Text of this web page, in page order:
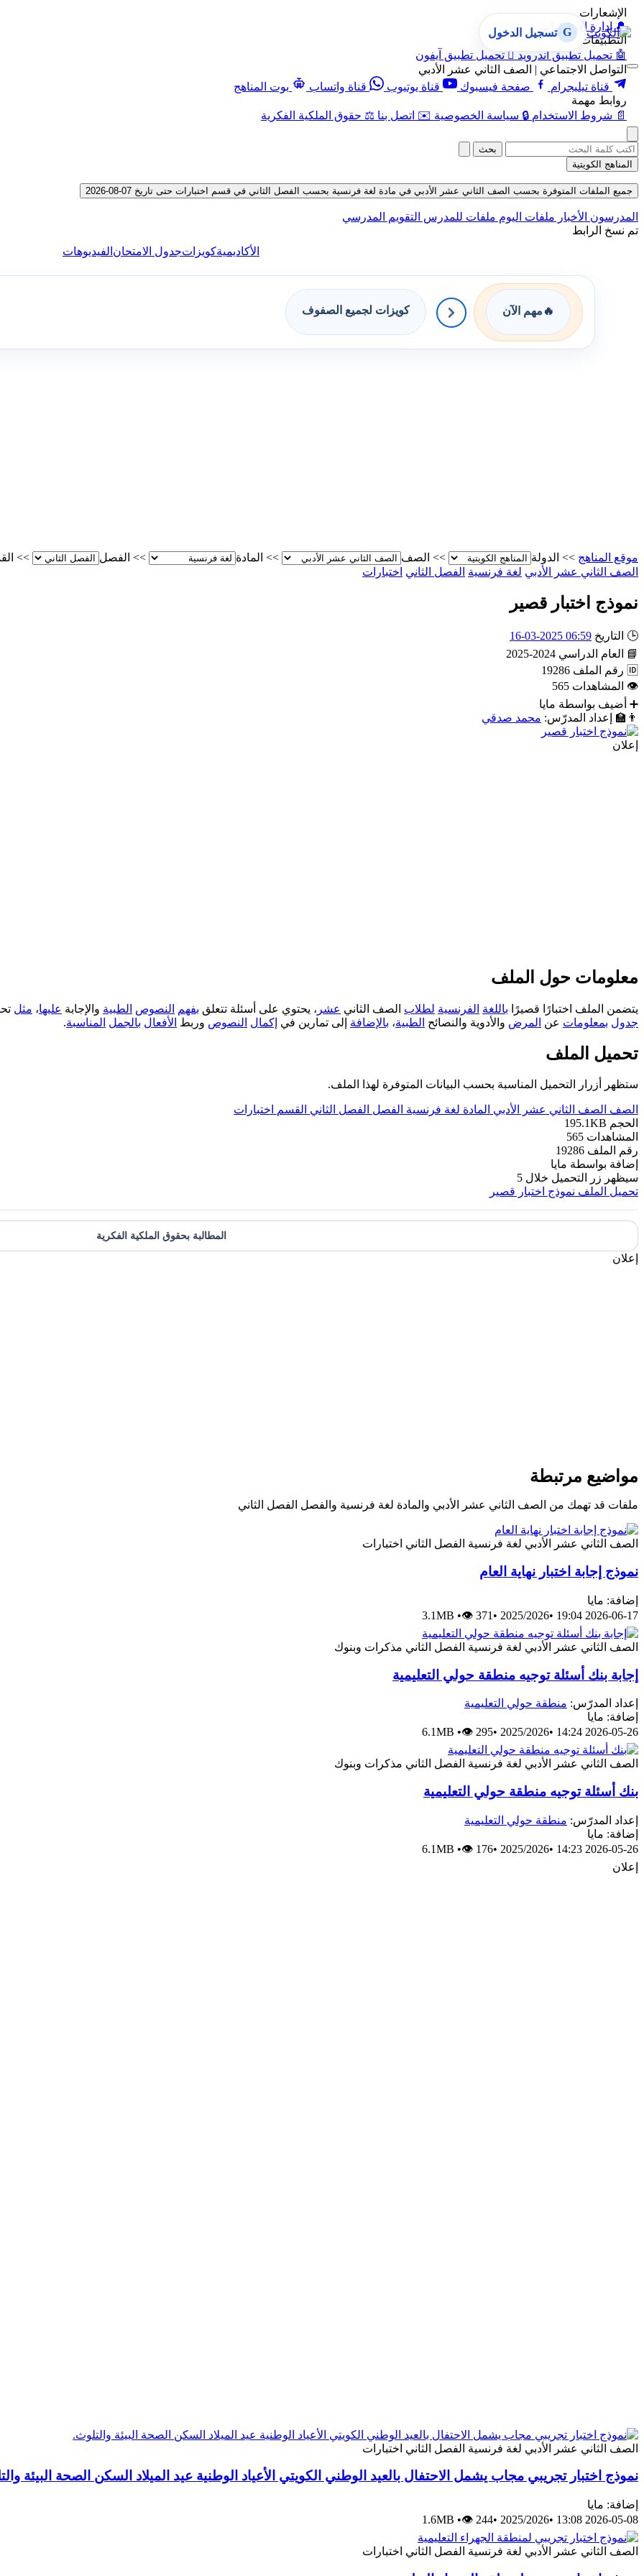
الإشعارات
🔔 إدارة الإشعارات
التطبيقات
🤖 تحميل تطبيق أندرويد  تحميل تطبيق آيفون
التواصل الاجتماعي | الصف الثاني عشر الأدبي
قناة تيليجرام
صفحة فيسبوك قناة يوتيوب قناة واتساب
بوت المناهج
روابط مهمة
📄 شروط الاستخدام 🔒 سياسة الخصوصية ✉️ اتصل بنا ⚖️ حقوق الملكية الفكرية
G تسجيل الدخول
بحث
المناهج الكويتية
جميع الملفات المتوفرة بحسب الصف الثاني عشر الأدبي في مادة لغة فرنسية بحسب الفصل الثاني في قسم اختبارات حتى تاريخ 07-08-2026
المدرسون الأخبار ملفات اليوم ملفات للمدرس التقويم المدرسي
تم نسخ الرابط
الأكاديميةكويزاتجدول الامتحان الفيديوهات
🔥 مهم الآن كويزات لجميع الصفوف
موقع المناهج >> الدولة >> الصف >> المادة >> الفصل >>
الصف الثاني عشر الأدبي لغة فرنسية الفصل الثاني اختبارات
نموذج اختبار قصير
🕒 التاريخ 06:59 2025-03-16
📘
العام الدراسي 2024-2025
🆔 رقم الملف 19286
👁 المشاهدات 565
➕ أضيف بواسطة مايا
👨‍🏫
إعداد المدرّس: محمد صدقي
إعلان
معلومات حول الملف
يتضمن الملف اختبارًا قصيرًا باللغة الفرنسية لطلاب الصف الثاني عشر ، يحتوي على أسئلة تتعلق بفهم النصوص الطبية والإجابة عليها، مثل
جدول بمعلومات عن المرض والأدوية والنصائح الطبية، بالإضافة إلى تمارين في إكمال النصوص وربط الأفعال بالجمل المناسبة.
تحميل الملف
ستظهر أزرار التحميل المناسبة بحسب البيانات المتوفرة لهذا الملف.
الصف الصف الثاني عشر الأدبي المادة لغة فرنسية الفصل الفصل الثاني القسم اختبارات
الحجم 195.1KB
المشاهدات 565
رقم الملف 19286
إضافة بواسطة مايا
سيظهر زر التحميل خلال 5
تحميل الملف نموذج اختبار قصير
المطالبة بحقوق الملكية الفكرية
إعلان
مواضيع مرتبطة
ملفات قد تهمك من الصف الثاني عشر الأدبي والمادة لغة فرنسية والفصل الفصل الثاني
الصف الثاني عشر الأدبي لغة فرنسية الفصل الثاني اختبارات
نموذج إجابة اختبار نهاية العام
إضافة: مايا
2026-06-17 19:04
•
2025/2026
•
3.1MB •👁 371
الصف الثاني عشر الأدبي لغة فرنسية الفصل الثاني مذكرات وبنوك
إجابة بنك أسئلة توجيه منطقة حولي التعليمية
إعداد المدرّس: منطقة حولي التعليمية
إضافة: مايا
2026-05-26 14:24
•
2025/2026
•
6.1MB •👁 295
الصف الثاني عشر الأدبي لغة فرنسية الفصل الثاني مذكرات وبنوك
بنك أسئلة توجيه منطقة حولي التعليمية
إعداد المدرّس: منطقة حولي التعليمية
إضافة: مايا
2026-05-26 14:23
•
2025/2026
•
6.1MB •👁 176
إعلان
الصف الثاني عشر الأدبي لغة فرنسية الفصل الثاني اختبارات
نموذج اختبار تجريبي مجاب يشمل الاحتفال بالعيد الوطني الكويتي الأعياد الوطنية عيد الميلاد السكن الصحة البيئة
إضافة: مايا
2026-05-08 13:08
•
2025/2026
•
1.6MB •👁 244
الصف الثاني عشر الأدبي لغة فرنسية الفصل الثاني اختبارات